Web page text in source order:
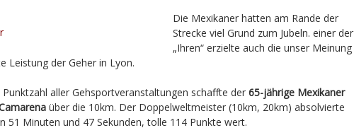
Die Mexikaner hatten am Rande der
Strecke viel Grund zum Jubeln. einer der
„Ihren“ erzielte auch die unser Meinung
Leistung der Geher in Lyon.
aller Gehsportveranstaltungen schaffte der 65-jährige Mexikaner
über die 10km. Der Doppelweltmeister (10km, 20km) absolvierte
51 Minuten und 47 Sekunden, tolle 114 Punkte wert.